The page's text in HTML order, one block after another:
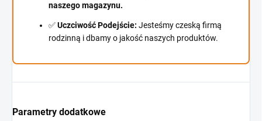
naszego magazynu.
✅Uczciwość Podejście: Jesteśmy czeską firmą
rodzinną i dbamy o jakość naszych produktów.
Parametry dodatkowe